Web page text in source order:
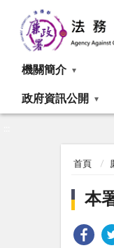
機關簡介
政府資訊公開
首頁
本